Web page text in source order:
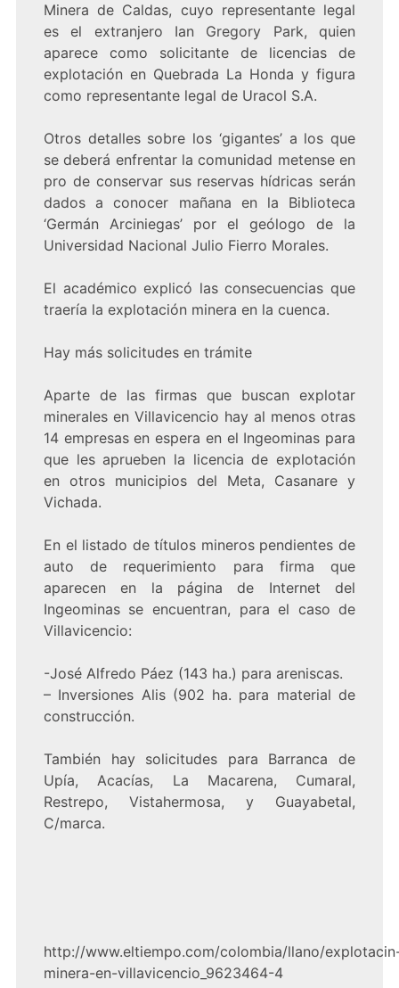
Minera de Caldas, cuyo representante legal
es el extranjero Ian Gregory Park, quien
aparece como solicitante de licencias de
explotación en Quebrada La Honda y figura
como representante legal de Uracol S.A.
Otros detalles sobre los ‘gigantes’ a los que
se deberá enfrentar la comunidad metense en
pro de conservar sus reservas hídricas serán
dados a conocer mañana en la Biblioteca
‘Germán Arciniegas’ por el geólogo de la
Universidad Nacional Julio Fierro Morales.
El académico explicó las consecuencias que
traería la explotación minera en la cuenca.
Hay más solicitudes en trámite
Aparte de las firmas que buscan explotar
minerales en Villavicencio hay al menos otras
14 empresas en espera en el Ingeominas para
que les aprueben la licencia de explotación
en otros municipios del Meta, Casanare y
Vichada.
En el listado de títulos mineros pendientes de
auto de requerimiento para firma que
aparecen en la página de Internet del
Ingeominas se encuentran, para el caso de
Villavicencio:
-José Alfredo Páez (143 ha.) para areniscas.
– Inversiones Alis (902 ha. para material de
construcción.
También hay solicitudes para Barranca de
Upía, Acacías, La Macarena, Cumaral,
Restrepo, Vistahermosa, y Guayabetal,
C/marca.
http://www.eltiempo.com/colombia/llano/
minera-en-villavicencio_9623464-4